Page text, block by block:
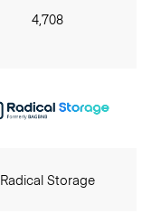
4,708
Radical Storage